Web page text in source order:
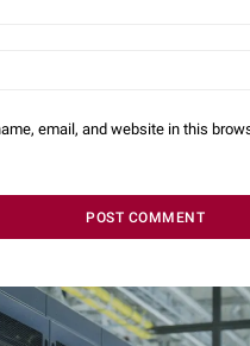
email, and website in this